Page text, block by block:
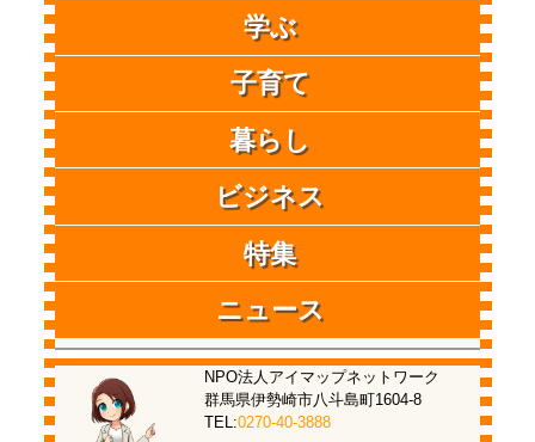
学ぶ
子育て
暮らし
ビジネス
特集
ニュース
NPO法人アイマップネットワーク
群馬県伊勢崎市八斗島町1604-8
TEL:0270-40-3888